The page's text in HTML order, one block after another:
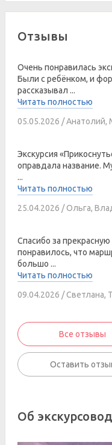
Отзывы
Очень понравилась
Были с ребёнком, и
рассказывал ...
Читать полностью
05.05.2026 / Анатолий,
Экскурсия
оправдала название.
...
Читать полностью
25.04.2026 / Ольга,
Спасибо за
понравилось, что
большо ...
Читать полностью
09.04.2026 / Светлана,
Все отзывы
Оставить
Об